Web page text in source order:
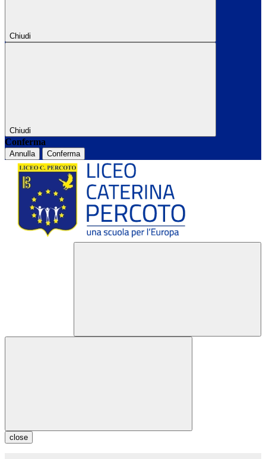
Chiudi
Chiudi
Conferma
Annulla Conferma
close